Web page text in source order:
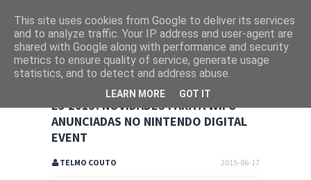
E3 2015: NOVIDADES PARA A WII U
ANUNCIADAS NO NINTENDO DIGITAL
EVENT
2015-06-17
TELMO COUTO
This site uses cookies from Google to deliver its services
and to analyze traffic. Your IP address and user-agent are
shared with Google along with performance and security
metrics to ensure quality of service, generate usage
statistics, and to detect and address abuse.
LEARN MORE GOT IT